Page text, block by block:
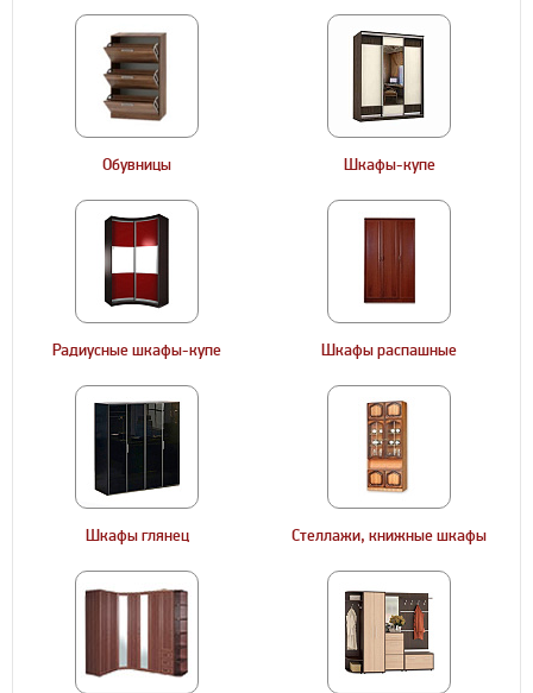
Обувницы Шкафы-купе
Радиусные шкафы-купе Шкафы распашные
Шкафы глянец Стеллажи, книжные шкафы